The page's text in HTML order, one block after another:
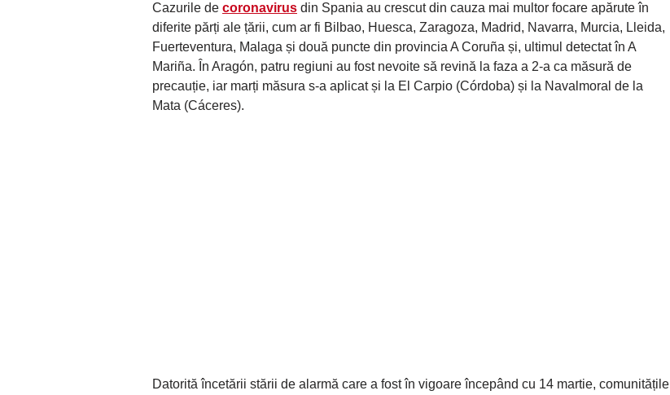
Cazurile de coronavirus din Spania au crescut din cauza mai multor focare apărute în
diferite părți ale țării, cum ar fi Bilbao, Huesca, Zaragoza, Madrid, Navarra, Murcia, Lleida,
Fuerteventura, Malaga și două puncte din provincia A Coruña și, ultimul detectat în A
Mariña. În Aragón, patru regiuni au fost nevoite să revină la faza a 2-a ca măsură de
precauție, iar marți măsura s-a aplicat și la El Carpio (Córdoba) și la Navalmoral de la
Mata (Cáceres).
Datorită încetării stării de alarmă care a fost în vigoare începând cu 14 martie, comunitățile